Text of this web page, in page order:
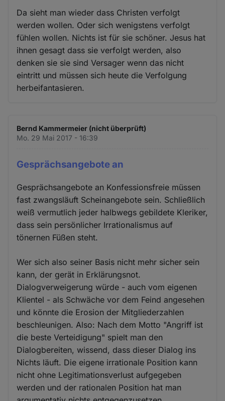
Da sieht man wieder dass Christen verfolgt
werden wollen. Oder sich wenigstens verfolgt
fühlen wollen. Nichts ist für sie schöner. Jesus hat
ihnen gesagt dass sie verfolgt werden, also
denken sie sie sind Versager wenn das nicht
eintritt und müssen sich heute die Verfolgung
herbeifantasieren.
Bernd Kammermeier (nicht überprüft)
Mo. 29 Mai 2017 - 16:39
Gesprächsangebote an
Gesprächsangebote an Konfessionsfreie müssen
fast zwangsläuft Scheinangebote sein. Schließlich
weiß vermutlich jeder halbwegs gebildete Kleriker,
dass sein persönlicher Irrationalismus auf
tönernen Füßen steht.
Wer sich also seiner Basis nicht mehr sicher sein
kann, der gerät in Erklärungsnot.
Dialogverweigerung würde - auch vom eigenen
Klientel - als Schwäche vor dem Feind angesehen
und könnte die Erosion der Mitgliederzahlen
beschleunigen. Also: Nach dem Motto "Angriff ist
die beste Verteidigung" spielt man den
Dialogbereiten, wissend, dass dieser Dialog ins
Nichts läuft. Die eigene irrationale Position kann
nicht ohne Legitimationsverlust aufgegeben
werden und der rationalen Position hat man